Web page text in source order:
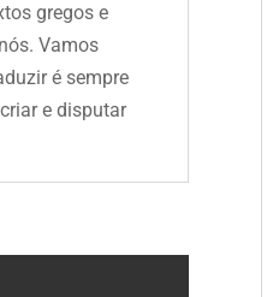
gregos e
Vamos
é sempre
e disputar